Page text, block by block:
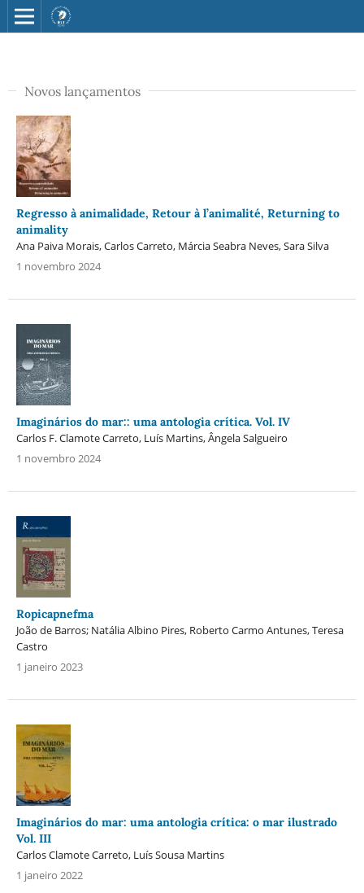
Novos lançamentos
Regresso à animalidade, Retour à l’animalité, Returning to
animality
Ana Paiva Morais, Carlos Carreto, Márcia Seabra Neves, Sara Silva
1 novembro 2024
Imaginários do mar:: uma antologia crítica. Vol. IV
Carlos F. Clamote Carreto, Luís Martins, Ângela Salgueiro
1 novembro 2024
Ropicapnefma
João de Barros; Natália Albino Pires, Roberto Carmo Antunes, Teresa
Castro
1 janeiro 2023
Imaginários do mar: uma antologia crítica: o mar ilustrado
Vol. III
Carlos Clamote Carreto, Luís Sousa Martins
1 janeiro 2022